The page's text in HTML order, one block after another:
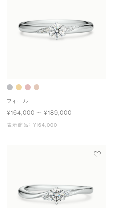
フィール
¥164,000 〜 ¥189,000
表示商品： ¥164,000